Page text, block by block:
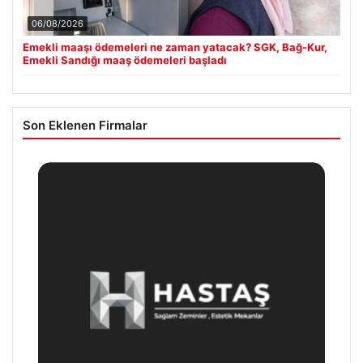
06/08/2026
Emekli maaşı ödemeleri ne zaman yatacak? SGK, Bağ-Kur,
Emekli Sandığı maaş ödemeleri başladı
Son Eklenen Firmalar